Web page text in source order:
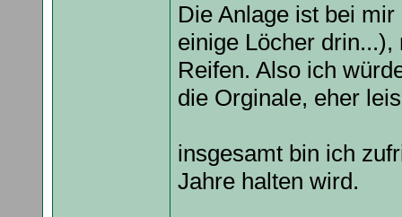
Die Anlage ist bei
einige Löcher
Reifen. Also ich
die Orginale, eher
insgesamt bin ich
Jahre halten wird.